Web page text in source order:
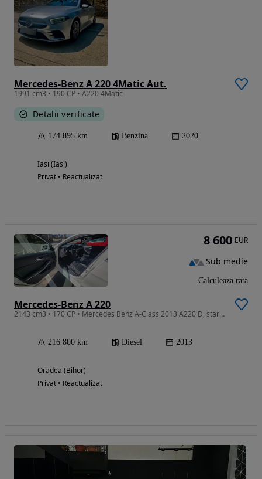
Mercedes-Benz A 220 4Matic Aut.
1991 cm3 • 190 CP • A220 4Matic
Detalii verificate
174 895 km Benzina 2020
Iasi (Iasi)
Privat • Reactualizat
Mercedes-Benz A 220
2143 cm3 • 170 CP • Mercedes Benz A-Class 2013 A220 D, stare foarte buna (tehnic si optic)
216 800 km Diesel 2013
Oradea (Bihor)
Privat • Reactualizat
8 600 EUR
Sub medie
Calculeaza rata